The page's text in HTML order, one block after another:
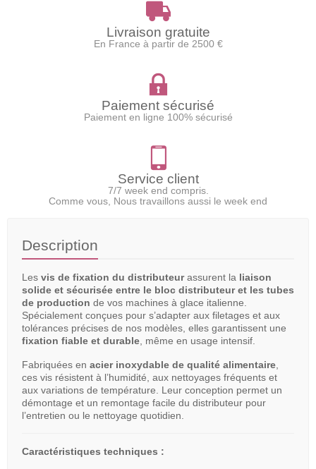
Livraison gratuite
En France à partir de 2500 €
Paiement sécurisé
Paiement en ligne 100% sécurisé
Service client
7/7 week end compris.
Comme vous, Nous travaillons aussi le week end
Description
Les vis de fixation du distributeurassurent la liaison
solide et sécurisée entre le bloc distributeur et les tubes
de production de vos machines à glace italienne.
Spécialement conçues pour s’adapter aux filetages et aux
tolérances précises de nos modèles, elles garantissent une
fixation fiable et durable, même en usage intensif.
Fabriquées en acier inoxydable de qualité alimentaire,
ces vis résistent à l’humidité, aux nettoyages fréquents et
aux variations de température. Leur conception permet un
démontage et un remontage facile du distributeur pour
l’entretien ou le nettoyage quotidien.
Caractéristiques techniques :